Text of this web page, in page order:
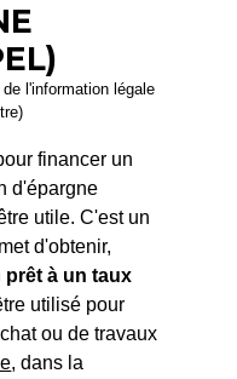
l'information légale
financer un
d'épargne
utile. C'est un
d'obtenir,
prêt à un taux
utilisé pour
ou de travaux
, dans la